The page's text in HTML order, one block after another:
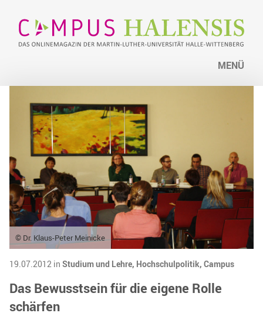
MENÜ
© Dr. Klaus-Peter Meinicke
19.07.2012 in Studium und Lehre, Hochschulpolitik, Campus
Das Bewusstsein für die eigene Rolle
schärfen